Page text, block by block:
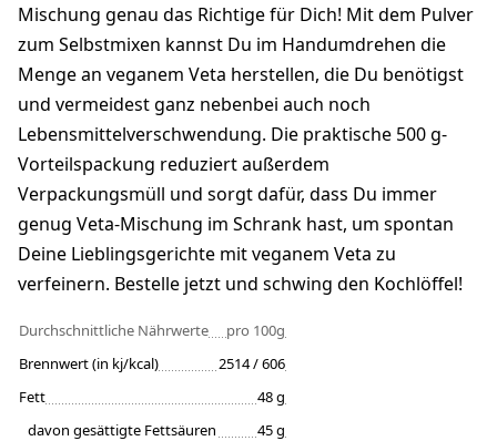
Mischung genau das Richtige für Dich! Mit dem Pulver
zum Selbstmixen kannst Du im Handumdrehen die
Menge an veganem Veta herstellen, die Du benötigst
und vermeidest ganz nebenbei auch noch
Lebensmittelverschwendung. Die praktische 500 g-
Vorteilspackung reduziert außerdem
Verpackungsmüll und sorgt dafür, dass Du immer
genug Veta-Mischung im Schrank hast, um spontan
Deine Lieblingsgerichte mit veganem Veta zu
verfeinern. Bestelle jetzt und schwing den Kochlöffel!
Durchschnittliche Nährwerte
pro 100g
Brennwert (in kj/kcal)
2514 / 606
Fett
48 g
davon gesättigte Fettsäuren
45 g